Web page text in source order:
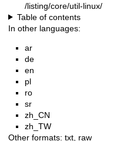
/listing/core/util-linux/
Table of contents
In other languages:
ar
de
en
pl
ro
sr
zh_CN
zh_TW
Other formats: txt raw